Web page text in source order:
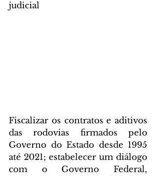
judicial
Fiscalizar os contratos e aditivos
das rodovias firmados pelo
Governo do Estado desde 1995
até 2021; estabelecer um diálogo
com o Governo Federal,